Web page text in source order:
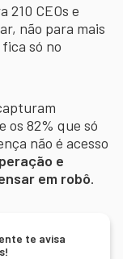
210 CEOs e
não para mais
só no
82% que só
não é acesso
e
em robô.
te avisa